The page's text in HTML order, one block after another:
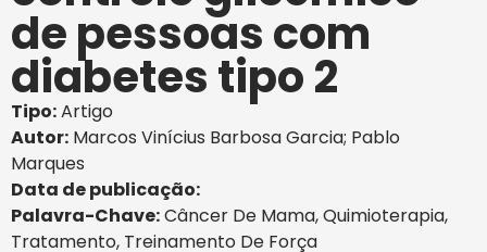
de pessoas com
diabetes tipo 2
Tipo:Artigo
Autor: Marcos Vinícius Barbosa Garcia; Pablo
Marques
Data de publicação:
Palavra-Chave:Câncer De Mama,Quimioterapia,
Tratamento, Treinamento De Força